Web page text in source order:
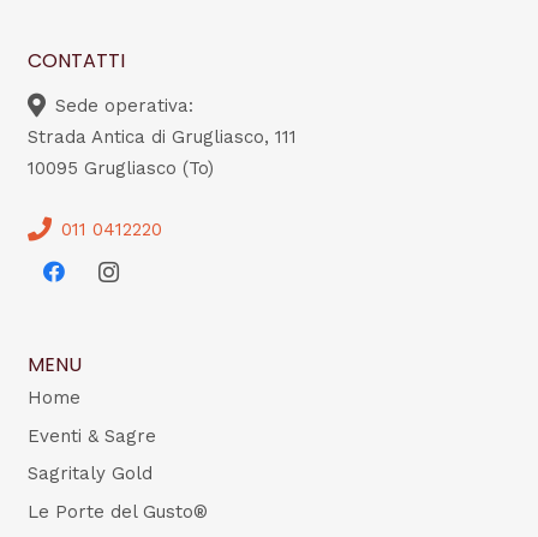
CONTATTI
Sede operativa:
Strada Antica di Grugliasco, 111
10095 Grugliasco (To)
011 0412220
MENU
Home
Eventi & Sagre
Sagritaly Gold
Le Porte del Gusto®